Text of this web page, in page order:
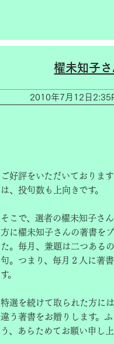
櫂未知子
2010年7月12日
ご好評をいただいておりま
は、投句数も上向きです。
そこで、選者の櫂未知子さ
方に櫂未知子さんの著書を
た。毎月、兼題は二つある
句。つまり、毎月２人に著
す。
特選を続けて取られた方に
違う著書をお贈りします。
う、あらためてお願い申し